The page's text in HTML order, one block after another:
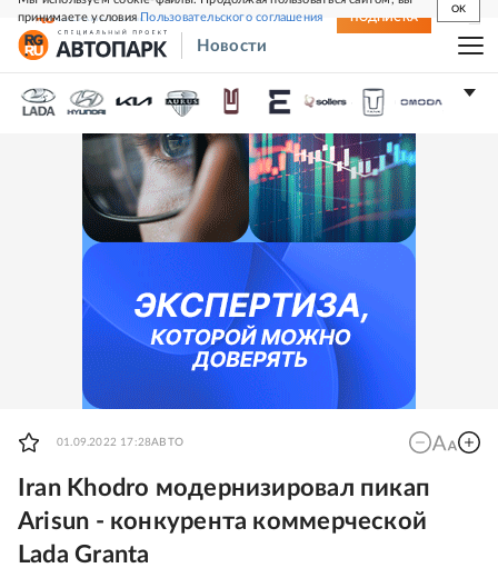
принимаете условияПользовательского соглашения
OK
СВЕЖИЙ НОМЕР ПОДПИСКА
Новости
01.09.2022 17:28АВТО
Iran Khodro модернизировал пикап
Arisun - конкурента коммерческой
Lada Granta